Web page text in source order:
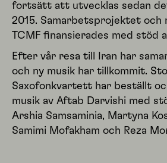
fortsätt att utvecklas sedan
2015. Samarbetsprojektet och
TCMF finansierades med stöd
Efter vår resa till Iran har
och ny musik har tillkommit.
Saxofonkvartett har beställt
musik av Aftab Darvishi med
Arshia Samsaminia, Martyna
Samimi Mofakham och Reza